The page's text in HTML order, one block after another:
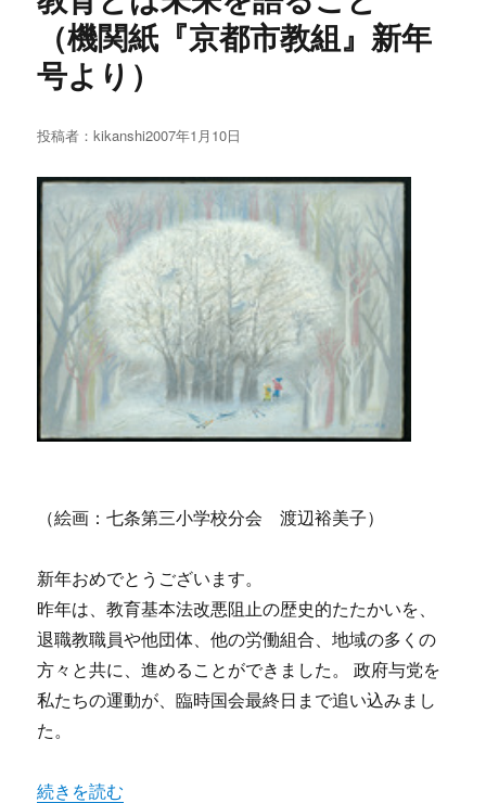
（機関紙『京都市教組』新年
号より）
投稿者：kikanshi投
日:
2007年1月10日
（絵画：七条第三小学校分会 渡辺裕美子）
新年おめでとうございます。
昨年は、教育基本法改悪阻止の歴史的たたかいを、
退職教職員や他団体、他の労働組合、地域の多くの
方々と共に、進めることができました。 政府与党を
私たちの運動が、臨時国会最終日まで追い込みまし
た。
“教育とは未来を語ること （機関紙『京都市教組』新年
続きを読む